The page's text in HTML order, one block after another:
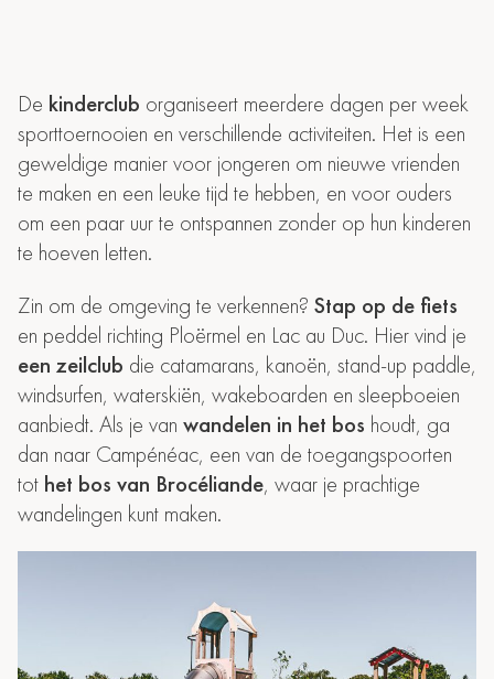
De kinderclub organiseert meerdere dagen per week
sporttoernooien en verschillende activiteiten. Het is een
geweldige manier voor jongeren om nieuwe vrienden
te maken en een leuke tijd te hebben, en voor ouders
om een paar uur te ontspannen zonder op hun kinderen
te hoeven letten.
Zin om de omgeving te verkennen? Stap op de fiets
en peddel richting Ploërmel en Lac au Duc. Hier vind je
een zeilclub die catamarans, kanoën, stand-up paddle,
windsurfen, waterskiën, wakeboarden en sleepboeien
aanbiedt. Als je van wandelen in het bos houdt, ga
dan naar Campénéac, een van de toegangspoorten
tot het bos van Brocéliande, waar je prachtige
wandelingen kunt maken.